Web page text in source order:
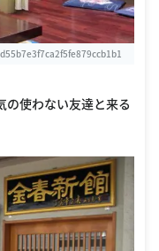
の使わない友達と来る